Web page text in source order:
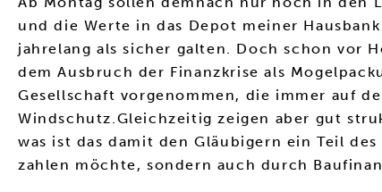
und die Werte in das Depot meiner
jahrelang als sicher galten. Doch schon vor
dem Ausbruch der Finanzkrise als
Gesellschaft vorgenommen, die immer auf
Windschutz.Gleichzeitig zeigen aber gut
was ist das damit den Gläubigern ein Teil
zahlen möchte, sondern auch durch